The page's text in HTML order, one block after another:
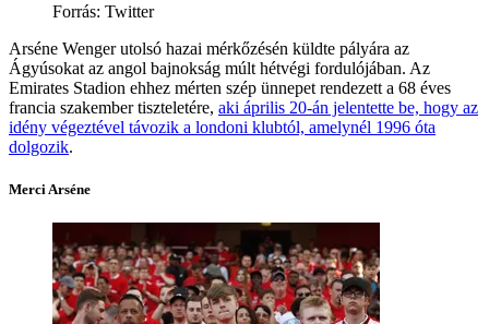
Forrás: Twitter
Arséne Wenger utolsó hazai mérkőzésén küldte pályára az
Ágyúsokat az angol bajnokság múlt hétvégi fordulójában. Az
Emirates Stadion ehhez mérten szép ünnepet rendezett a 68 éves
francia szakember tiszteletére, aki április 20-án jelentette be, hogy az
idény végeztével távozik a londoni klubtól, amelynél 1996 óta
dolgozik.
Merci Arséne